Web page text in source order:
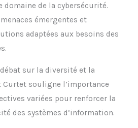
domaine de la cybersécurité.
émergentes et
adaptées aux besoins des
sur la diversité et la
Curtet souligne l’importance
variées pour renforcer la
des systèmes d’information.